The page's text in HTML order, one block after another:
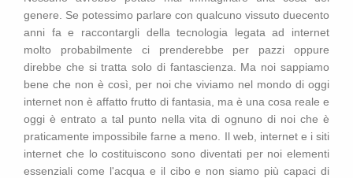
genere. Se potessimo parlare con qualcuno vissuto duecento
anni fa e raccontargli della tecnologia legata ad internet
molto probabilmente ci prenderebbe per pazzi oppure
direbbe che si tratta solo di fantascienza. Ma noi sappiamo
bene che non è così, per noi che viviamo nel mondo di oggi
internet non è affatto frutto di fantasia, ma è una cosa reale e
oggi è entrato a tal punto nella vita di ognuno di noi che è
praticamente impossibile farne a meno. Il web, internet e i siti
internet che lo costituiscono sono diventati per noi elementi
essenziali come l'acqua e il cibo e non siamo più capaci di